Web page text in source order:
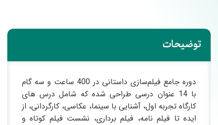
توضیحات
دوره جامع فیلم‌سازی داستانی در 400 ساعت و سه گام
با 14 عنوان درسی طراحی شده که شامل درس های
کارگاه تجربه اول، آشنایی با سینما، عکاسی، کارگردانی، از
ایده تا فیلم نامه، فیلم برداری، نشست فیلم کوتاه و